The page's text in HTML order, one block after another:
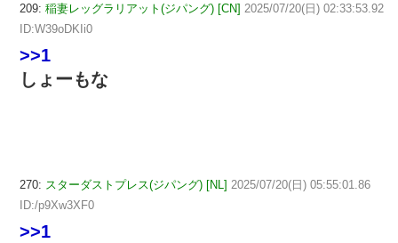
209: 稲妻レッグラリアット(ジパング) [CN] 2025/07/20(日) 02:33:53.92
ID:W39oDKIi0
>>1
しょーもな
270: スターダストプレス(ジパング) [NL] 2025/07/20(日) 05:55:01.86
ID:/p9Xw3XF0
>>1